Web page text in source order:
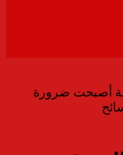
أصبحت ضرورة